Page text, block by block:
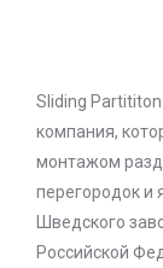
Sliding
компания,
монтажом
перегородок
Шведского
Российской